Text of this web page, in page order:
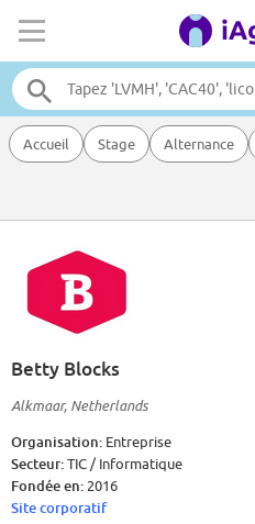
Accueil Stage Alternance
Betty Blocks
Alkmaar, Netherlands
Organisation: Entreprise
Secteur:TIC / Informatique
Fondée en: 2016
Site corporatif